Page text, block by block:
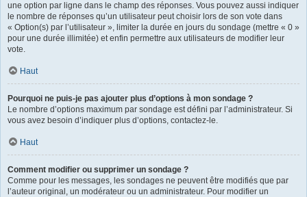
une option par ligne dans le champ des réponses. Vous pouvez aussi indiquer
le nombre de réponses qu’un utilisateur peut choisir lors de son vote dans
« Option(s) par l’utilisateur », limiter la durée en jours du sondage (mettre « 0 »
pour une durée illimitée) et enfin permettre aux utilisateurs de modifier leur
vote.
Haut
Pourquoi ne puis-je pas ajouter plus d’options à mon sondage ?
Le nombre d’options maximum par sondage est défini par l’administrateur. Si
vous avez besoin d’indiquer plus d’options, contactez-le.
Haut
Comment modifier ou supprimer un sondage ?
Comme pour les messages, les sondages ne peuvent être modifiés que par
l’auteur original, un modérateur ou un administrateur. Pour modifier un